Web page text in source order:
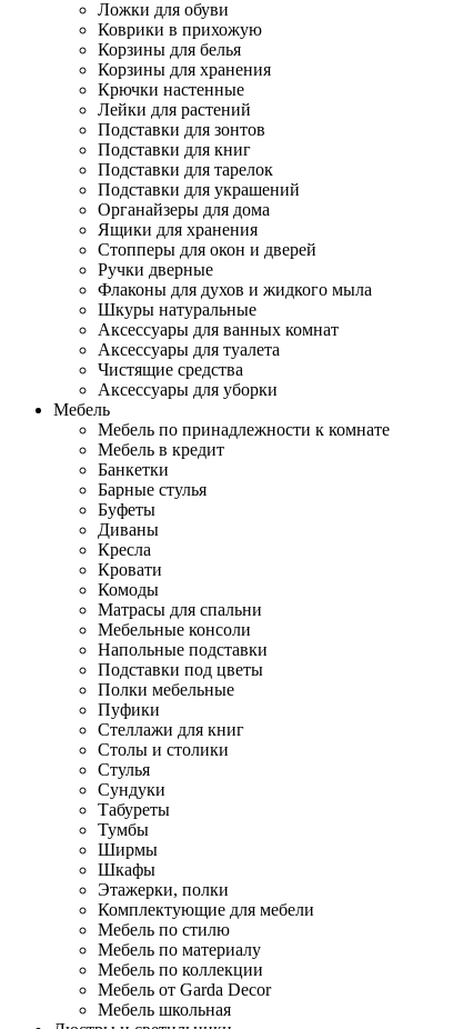
Ложки для обуви
Коврики в прихожую
Корзины для белья
Корзины для хранения
Крючки настенные
Лейки для растений
Подставки для зонтов
Подставки для книг
Подставки для тарелок
Подставки для украшений
Органайзеры для дома
Ящики для хранения
Стопперы для окон и дверей
Ручки дверные
Флаконы для духов и жидкого мыла
Шкуры натуральные
Аксессуары для ванных комнат
Аксессуары для туалета
Чистящие средства
Аксессуары для уборки
Мебель
Мебель по принадлежности к комнате
Мебель в кредит
Банкетки
Барные стулья
Буфеты
Диваны
Кресла
Кровати
Комоды
Матрасы для спальни
Мебельные консоли
Напольные подставки
Подставки под цветы
Полки мебельные
Пуфики
Стеллажи для книг
Столы и столики
Стулья
Сундуки
Табуреты
Тумбы
Ширмы
Шкафы
Этажерки, полки
Комплектующие для мебели
Мебель по стилю
Мебель по материалу
Мебель по коллекции
Мебель от Garda Decor
Мебель школьная